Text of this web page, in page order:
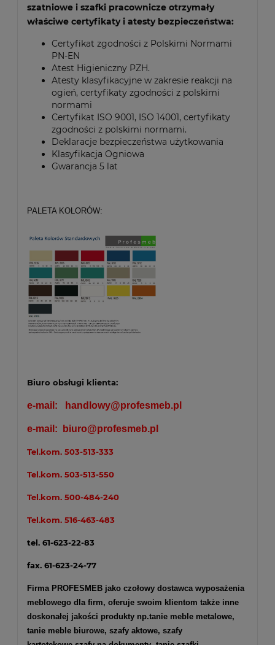
szatniowe i szafki pracownicze otrzymały
właściwe certyfikaty i atesty bezpieczeństwa:
Certyfikat zgodności z Polskimi Normami
PN-EN
Atest Higieniczny PZH.
Atesty klasyfikacyjne w zakresie reakcji na
ogień, certyfikaty zgodności z polskimi
normami
Certyfikat ISO 9001, ISO 14001, certyfikaty
zgodności z polskimi normami.
Deklaracje bezpieczeństwa użytkowania
Klasyfikacja Ogniowa
Gwarancja 5 lat
PALETA KOLORÓW:
Biuro obsługi klienta:
e-mail: handlowy@profesmeb.pl
e-mail: biuro@profesmeb.pl
Tel.kom. 503-513-333
Tel.kom. 503-513-550
Tel.kom. 500-484-240
Tel.kom. 516-463-483
tel. 61-623-22-83
fax. 61-623-24-77
Firma PROFESMEB jako czołowy dostawca wyposażenia
meblowego dla firm, oferuje swoim klientom także inne
doskonałej jakości produkty np.tanie meble metalowe,
tanie meble biurowe, szafy aktowe, szafy